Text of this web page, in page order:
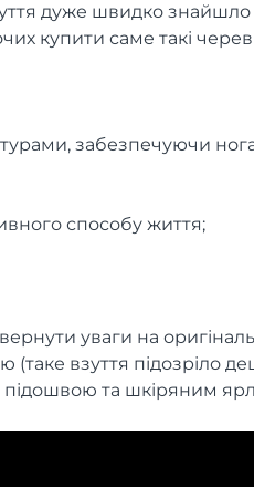
дуже швидко
купити саме такі
забезпечуючи
способу життя;
уваги на
(таке взуття підозріло
підошвою та шкіряним